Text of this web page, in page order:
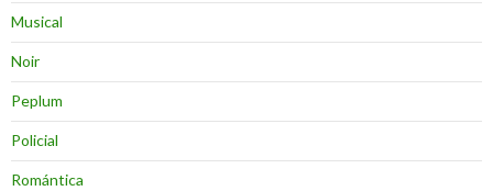
Musical
Noir
Peplum
Policial
Romántica